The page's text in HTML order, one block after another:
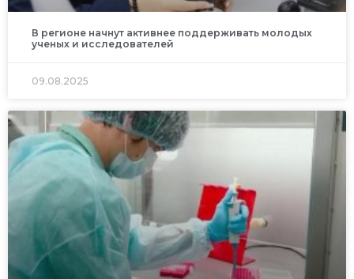
В регионе начнут активнее поддерживать молодых
ученых и исследователей
09.08.2025